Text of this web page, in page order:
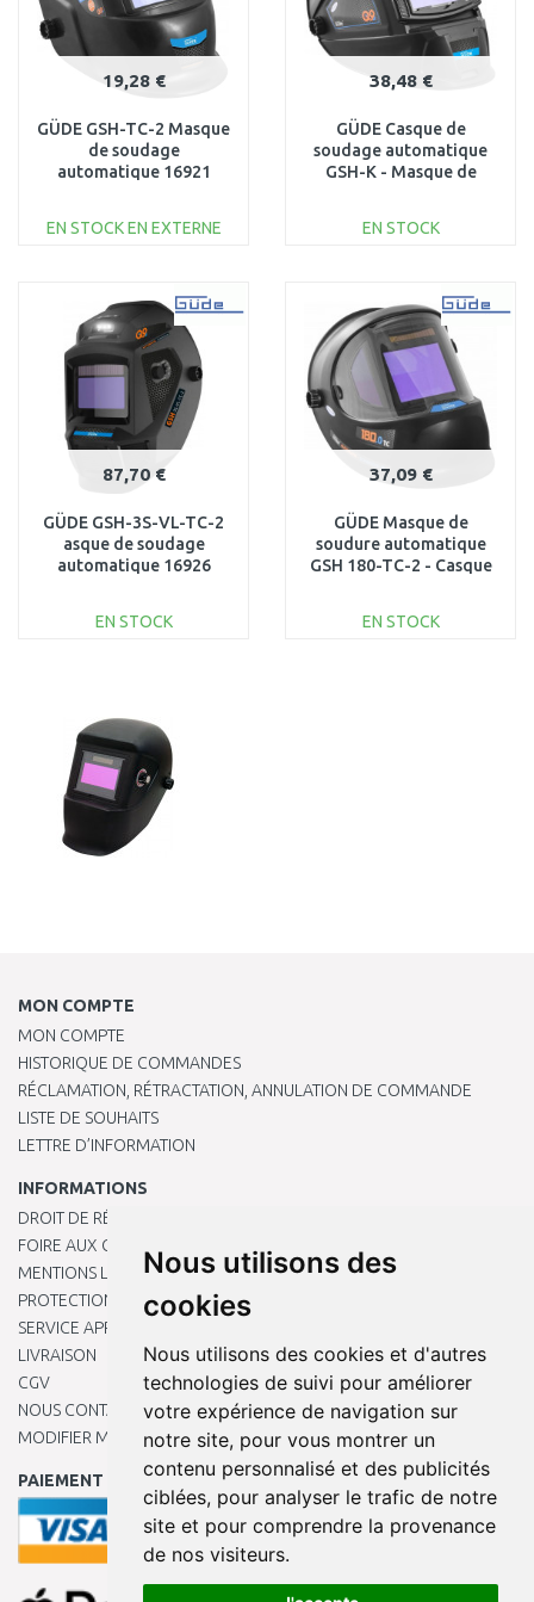
Nous utilisons des
cookies
Nous utilisons des cookies et d'autres
technologies de suivi pour améliorer
votre expérience de navigation sur
notre site, pour vous montrer un
contenu personnalisé et des publicités
ciblées, pour analyser le trafic de notre
site et pour comprendre la provenance
de nos visiteurs.
19,28 €
GÜDE GSH-TC-2 Masque
de soudage
automatique 16921
EN STOCK EN EXTERNE
Au comparatif
38,48 €
GÜDE Casque de
soudage automatique
GSH-K - Masque de
EN STOCK
Au comparatif
87,70 €
GÜDE GSH-3S-VL-TC-2
asque de soudage
automatique 16926
EN STOCK
Au comparatif
37,09 €
GÜDE Masque de
soudure automatique
GSH 180-TC-2 - Casque
EN STOCK
MON COMPTE
MON COMPTE
HISTORIQUE DE COMMANDES
RÉCLAMATION, RÉTRACTATION, ANNULATION DE COMMANDE
LISTE DE SOUHAITS
LETTRE D’INFORMATION
INFORMATIONS
DROIT DE RÉTRACTATION
FOIRE AUX QUESTIONS
MENTIONS LÉGALES
PROTECTION DES DONNÉES PERSONNELLES
SERVICE APRÈS-VENTE
LIVRAISON
CGV
NOUS CONTACTER
MODIFIER MES PRÉFÉRENCES DE COOKIES
PAIEMENT EN LIGNE